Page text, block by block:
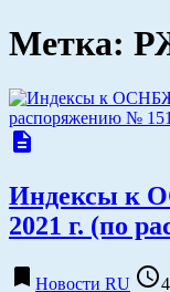
Метка:
description
Индексы к
2021 г. (по
bookmark Новости RU access_time